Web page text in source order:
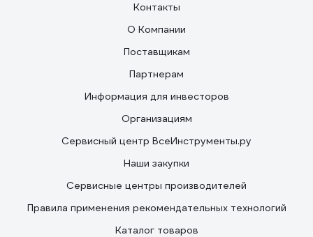
Контакты
О Компании
Поставщикам
Партнерам
Информация для инвесторов
Организациям
Сервисный центр ВсеИнструменты.ру
Наши закупки
Сервисные центры производителей
Правила применения рекомендательных технологий
Каталог товаров